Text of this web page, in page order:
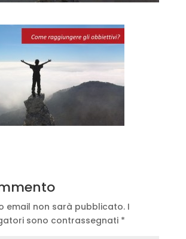
email non sarà pubblicato. I
sono contrassegnati *